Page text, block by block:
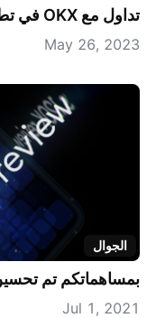
تداول مع OKX في تطبيقنا للهاتف المحمول
May 26, 2023
الجوال
بمساهماتكم تم
Jul 1, 2021